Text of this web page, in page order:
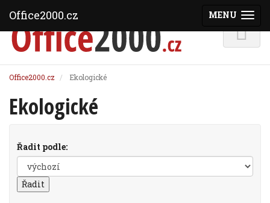
Office2000.cz Ekologické
Ekologické
Řadit podle:
MENU
Office2000.cz